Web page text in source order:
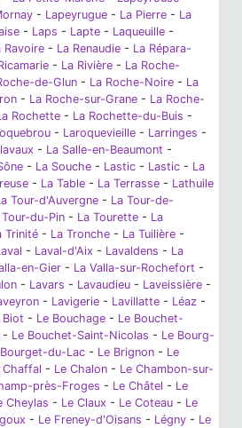
- Lapeyrugue - La Pierre - La
- Laps - Lapte - Laqueuille -
Ravoire - La Renaudie - La Répara-
- La Rivière - La Roche-
de-Glun - La Roche-Noire - La
- La Roche-sur-Grane - La Roche-
Rochette - La Rochette-du-Buis -
- Laroquevieille - Larringes -
- La Salle-en-Beaumont -
- La Souche - Lastic - Lastic - La
- La Table - La Terrasse - Lathuile
Tour-d'Auvergne - La Tour-de-
Tour-du-Pin - La Tourette - La
Trinité - La Tronche - La Tuilière -
- Laval-d'Aix - Lavaldens - La
en-Gier - La Valla-sur-Rochefort -
- Lavars - Lavaudieu - Laveissière -
- Lavigerie - Lavillatte - Léaz -
Biot - Le Bouchage - Le Bouchet-
- Le Bouchet-Saint-Nicolas - Le Bourg-
du-Lac - Le Brignon - Le
Chaffal - Le Chalon - Le Chambon-sur-
près-Froges - Le Châtel - Le
Cheylas - Le Claux - Le Coteau - Le
- Le Freney-d'Oisans - Légny - Le